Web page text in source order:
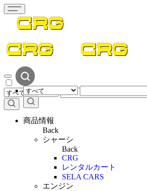
商品情報
Back
シャーシ
Back
CRG
レンタルカート
SELA CARS
エンジン